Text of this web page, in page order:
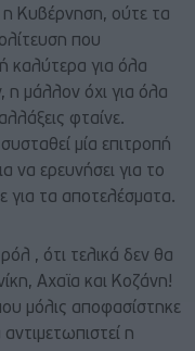
η Κυβέρνηση, ούτε τα
που
καλύτερα για όλα
η μάλλον όχι για όλα
φταίνε.
μία επιτροπή
να ερευνήσει για το
για τα αποτελέσματα.
, ότι τελικά δεν θα
Αχαϊα και Κοζάνη!
μόλις αποφασίστηκε
η